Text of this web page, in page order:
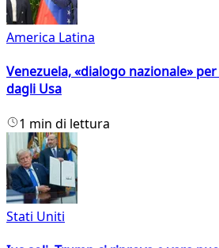
America Latina
Venezuela, «dialogo nazionale»
dagli Usa
1 min di lettura
Stati Uniti